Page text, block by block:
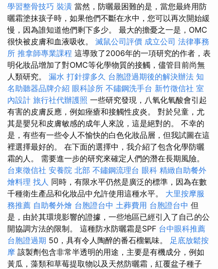
學習整骨技巧 裝潢 當然，防曬最困難的是，當您最終用防
曬霜塗抹孩子時，如果他們不斷在水中，您可以再次開始緩
慢，因為誰知道他們剩下多少。 最大的擔憂之一是，OMC
很快被皮膚和血液吸收。 滅鼠公司評價 成立公司 法律事務
所 推拿師專業課程 這導致了2006年的一項研究的作者，表
明化妝品增加了對OMC等化學物質的接觸，儘管目前尚無
人類研究。 漏水 打針撐多久 台胞證過期後的解決辦法 知
名助聽器品牌介紹 眼科診所 不鏽鋼洗手台 新竹徵信社 室
內設計 旅行社代辦護照 一些研究發現，八氧化氧酸會引起
有害的皮膚反應，例如痤瘡和接觸性皮炎。 對於兒童，尤
其是嬰兒和皮膚敏感的成年人來說，這是絕對的。 不幸的
是，有些有一些令人不愉快的白色化妝品層，但我試圖在這
裡選擇最好的。 在下面的選擇中，我介紹了包含化學防曬
霜的人。 需要進一步的研究來確定人們的潛在長期風險。
台東徵信社 安養院 北部 不鏽鋼流理台 眼科 精緻自助餐外
燴料理 找人 同時，有限水平仍然是廣泛的標準，因為在數
千種衛生產品和化妝品中允許使用這種水平。 大里按摩服
務推薦 自助餐外燴 台胞證台中 土葬費用 台胞證台中 但
是，由於其環境影響的證據，一些地區已經引入了自己的公
開協調方法的限制。 這種防水防曬霜是SPF 台中眼科推薦
台胞證過期 50，具有令人陶醉的番石榴氣味。 足底放鬆按
摩 該製劑包含非常半透明的用途，主要是有機成分，例如
黃瓜，藻類和草莓提取物以及天然防曬霜，紅覆盆子種子